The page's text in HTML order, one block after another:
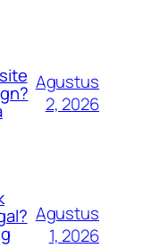
Agustus
2, 2026
Agustus
1, 2026